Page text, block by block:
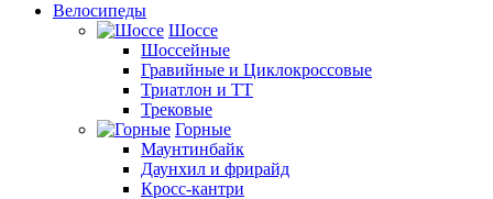
Велосипеды
Шоссе
Шоссейные
Гравийные и Циклокроссовые
Триатлон и ТТ
Трековые
Горные
Маунтинбайк
Даунхил и фрирайд
Кросс-кантри